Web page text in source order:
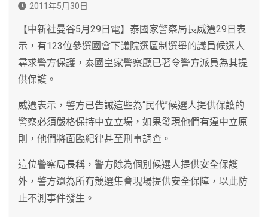
2011年5月30日
【中新社曼谷5月29日電】泰國家警察局長威遷29日表
示，有123位參選國會下議院選區制選舉的議員候選人
尋求警方保護，泰國皇家警察廳已著令警方派員為其提
供保護。
威遷表示，警方已告誡這些為“民代”候選人提供保護的
警察必須嚴格保持中立立場，如果發現他們有違中立原
則，他們將面臨紀律甚至刑事調查。
這位警察局長稱，警方除為個別候選人提供安全保護
外，警方還為所有競選集會現場提供安全保障，以此防
止不測事件發生。